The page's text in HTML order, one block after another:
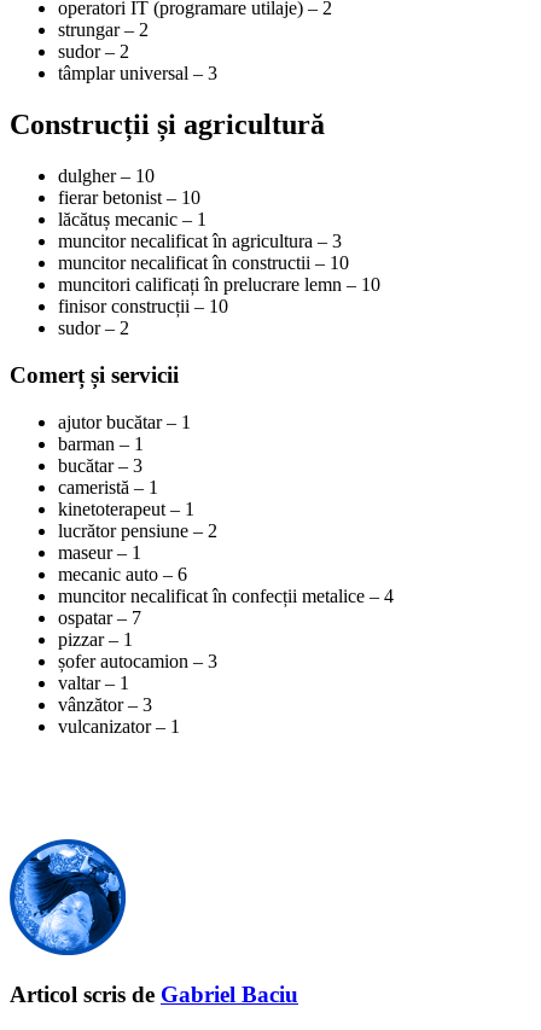
operatori IT (programare utilaje) – 2
strungar – 2
sudor – 2
tâmplar universal – 3
Construcții și agricultură
dulgher – 10
fierar betonist – 10
lăcătuș mecanic – 1
muncitor necalificat în agricultura – 3
muncitor necalificat în constructii – 10
muncitori calificați în prelucrare lemn – 10
finisor construcții – 10
sudor – 2
Comerț și servicii
ajutor bucătar – 1
barman – 1
bucătar – 3
cameristă – 1
kinetoterapeut – 1
lucrător pensiune – 2
maseur – 1
mecanic auto – 6
muncitor necalificat în confecții metalice – 4
ospatar – 7
pizzar – 1
șofer autocamion – 3
valtar – 1
vânzător – 3
vulcanizator – 1
Articol scris de Gabriel Baciu